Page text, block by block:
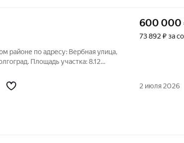
районе по адресу: Вербная улица,
Площадь участка: 8.12
для клиента время. Участок под
600 000
73 892 ₽ за
2 июля 2026